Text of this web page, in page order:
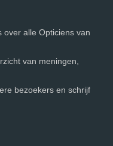
over alle Opticiens van
van meningen,
bezoekers en schrijf